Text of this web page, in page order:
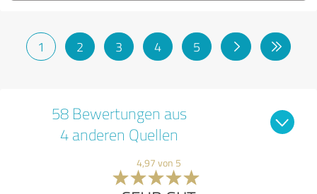
1 2 3 4 5
58 Bewertungen aus
4 anderen Quellen
4,97 von 5